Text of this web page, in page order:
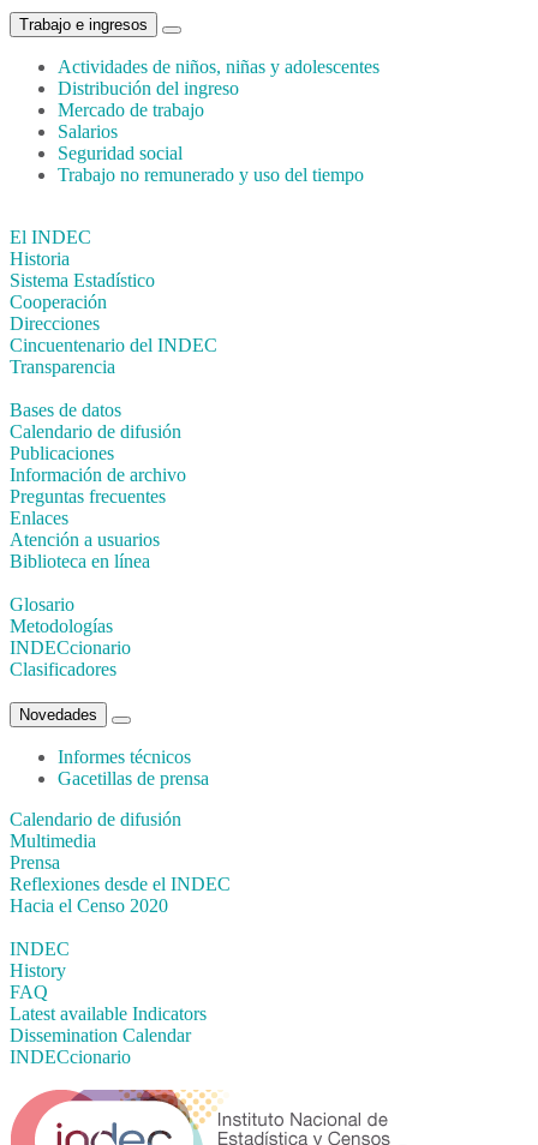
Trabajo e ingresos
Actividades de niños, niñas y adolescentes
Distribución del ingreso
Mercado de trabajo
Salarios
Seguridad social
Trabajo no remunerado y uso del tiempo
El INDEC
Historia
Sistema Estadístico
Cooperación
Direcciones
Cincuentenario del INDEC
Transparencia
Bases de datos
Calendario de difusión
Publicaciones
Información de archivo
Preguntas frecuentes
Enlaces
Atención a usuarios
Biblioteca en línea
Glosario
Metodologías
INDECcionario
Clasificadores
Novedades
Informes técnicos
Gacetillas de prensa
Calendario de difusión
Multimedia
Prensa
Reflexiones desde el INDEC
Hacia el Censo 2020
INDEC
History
FAQ
Latest available Indicators
Dissemination Calendar
INDECcionario